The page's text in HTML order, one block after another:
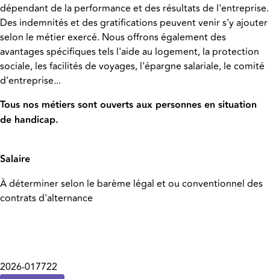
dépendant de la performance et des résultats de l'entreprise.
Des indemnités et des gratifications peuvent venir s'y ajouter
selon le métier exercé. Nous offrons également des
avantages spécifiques tels l'aide au logement, la protection
sociale, les facilités de voyages, l'épargne salariale, le comité
d'entreprise...
Tous nos métiers sont ouverts aux personnes en situation
de handicap.
Salaire
À déterminer selon le barème légal et ou conventionnel des
contrats d'alternance
2026-017722